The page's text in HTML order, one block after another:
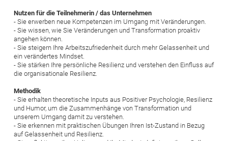
Nutzen für die Teilnehmerin / das Unternehmen
- Sie erwerben neue Kompetenzen im Umgang mit Veränderungen.
- Sie wissen, wie Sie Veränderungen und Transformation proaktiv
angehen können.
- Sie steigern Ihre Arbeitszufriedenheit durch mehr Gelassenheit und
ein verändertes Mindset.
- Sie stärken Ihre persönliche Resilienz und verstehen den Einfluss auf
die organisationale Resilienz.
Methodik
- Sie erhalten theoretische Inputs aus Positiver Psychologie, Resilienz
und Humor, um die Zusammenhänge von Transformation und
unserem Umgang damit zu verstehen.
- Sie erkennen mit praktischen Übungen Ihren Ist-Zustand in Bezug
auf Gelassenheit und Resilienz.